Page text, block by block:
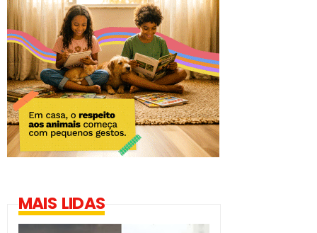
MAIS LIDAS